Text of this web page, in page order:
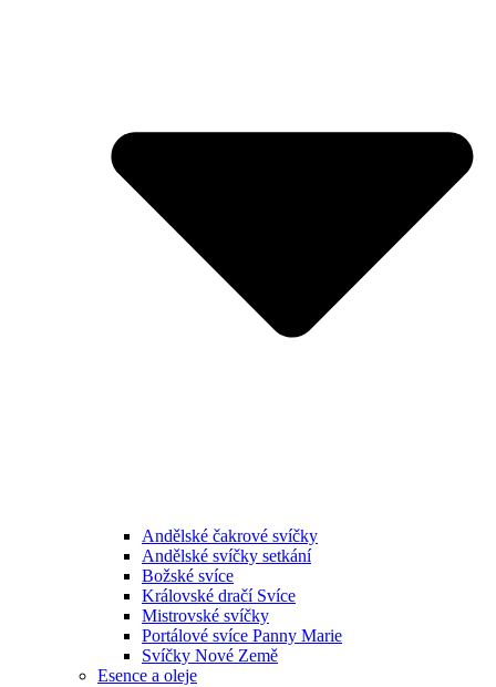
Andělské čakrové svíčky
Andělské svíčky setkání
Božské svíce
Královské dračí Svíce
Mistrovské svíčky
Portálové svíce Panny Marie
Svíčky Nové Země
Esence a oleje